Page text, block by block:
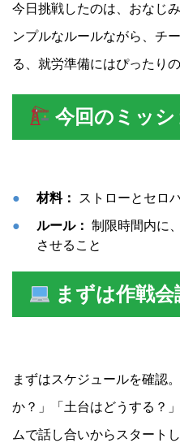
今日挑戦したのは、おなじ
ンプルなルールながら、チ
る、就労準備にはぴったり
今回のミッシ
材料：
ストローとセロ
ルール： 制限時間内に
させること
まずは作戦会
まずはスケジュールを確認
か？」「土台はどうする？
ムで話し合いからスタートし